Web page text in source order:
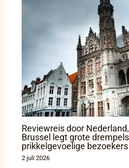
Reviewreis door
Brussel legt grote
prikkelgevoelige
2 juli 2026